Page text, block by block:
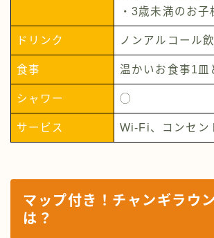
・3歳未満のお
ドリンク ノンアルコール
食事 温かいお食事1皿
シャワー ◯
サービス Wi-Fi、コンセン
マップ付き！チャンギラウ
は？